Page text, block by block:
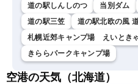
道の駅しんしのつ 当別ダム
道の駅三笠
道の駅北欧の風
札幌近郊キャンプ場 えいとき
きららパークキャンプ場
空港の天気（北海道）